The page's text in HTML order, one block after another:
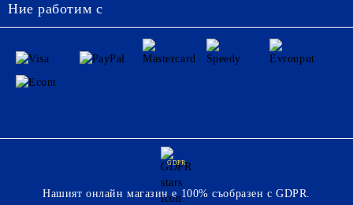
Ние работим с
GDPR
Нашият онлайн магазин е 100% съобразен с GDPR.